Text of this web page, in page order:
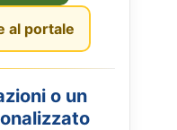
al portale
o un